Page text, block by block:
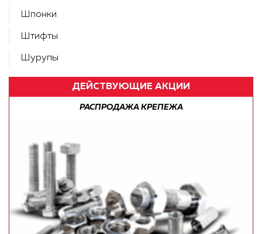
Шпонки
Штифты
Шурупы
ДЕЙСТВУЮЩИЕ АКЦИИ
БЕСПЛАТНАЯ